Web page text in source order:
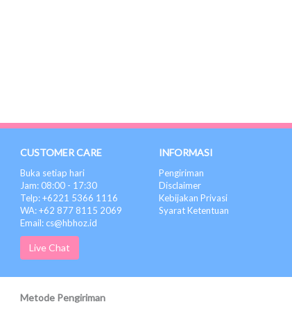
CUSTOMER CARE
Buka setiap hari
Jam: 08:00 - 17:30
Telp: +6221 5366 1116
WA: +62 877 8115 2069
Email: cs@hbhoz.id
Live Chat
INFORMASI
Pengiriman
Disclaimer
Kebijakan Privasi
Syarat Ketentuan
Metode Pengiriman